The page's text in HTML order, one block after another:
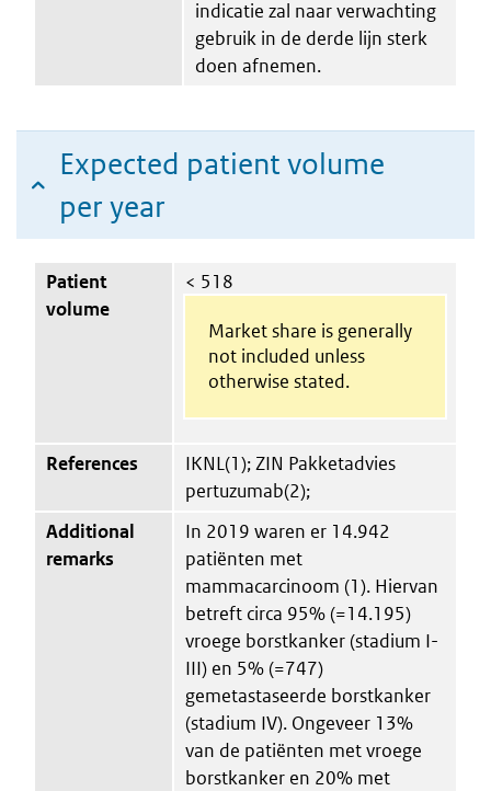
indicatie zal naar verwachting
gebruik in de derde lijn sterk
doen afnemen.
Expected patient volume
per year
Patient
volume
< 518
Market share is generally
not included unless
otherwise stated.
References
IKNL(1); ZIN Pakketadvies
pertuzumab(2);
Additional
remarks
In 2019 waren er 14.942
patiënten met
mammacarcinoom (1). Hiervan
betreft circa 95% (=14.195)
vroege borstkanker (stadium I-
III) en 5% (=747)
gemetastaseerde borstkanker
(stadium IV). Ongeveer 13%
van de patiënten met vroege
borstkanker en 20% met